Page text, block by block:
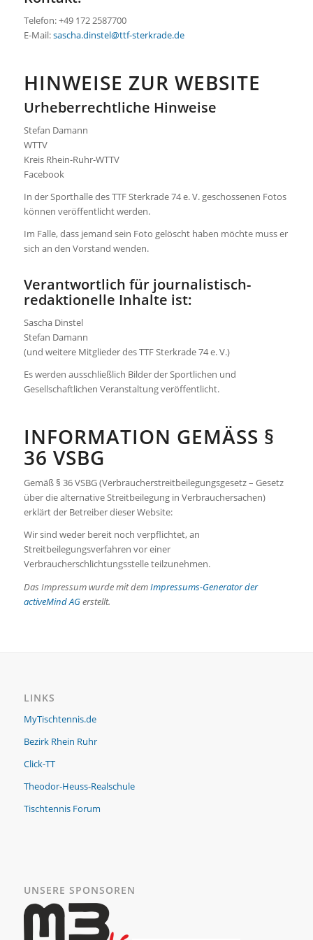
Telefon: +49 172 2587700
E-Mail:sascha.dinstel@ttf-sterkrade.de
HINWEISE ZUR WEBSITE
Urheberrechtliche Hinweise
Stefan Damann
WTTV
Kreis Rhein-Ruhr-WTTV
Facebook
In der Sporthalle des TTF Sterkrade 74 e. V. geschossenen Fotos
können veröffentlicht werden.
Im Falle, dass jemand sein Foto gelöscht haben möchte muss er
sich an den Vorstand wenden.
Verantwortlich für journalistisch-
redaktionelle Inhalte ist:
Sascha Dinstel
Stefan Damann
(und weitere Mitglieder des TTF Sterkrade 74 e. V.)
Es werden ausschließlich Bilder der Sportlichen und
Gesellschaftlichen Veranstaltung veröffentlicht.
INFORMATION GEMÄSS § 3
6 VSBG
Gemäß § 36 VSBG (Verbraucherstreitbeilegungsgesetz – Gesetz
über die alternative Streitbeilegung in Verbrauchersachen)
erklärt der Betreiber dieser Website:
Wir sind weder bereit noch verpflichtet, an
Streitbeilegungsverfahren vor einer
Verbraucherschlichtungsstelle teilzunehmen.
Das Impressum wurde mit demImpressums-Generator der
activeMind AGerstellt.
LINKS
MyTischtennis.de
Bezirk Rhein Ruhr
Click-TT
Theodor-Heuss-Realschule
Tischtennis Forum
UNSERE SPONSOREN